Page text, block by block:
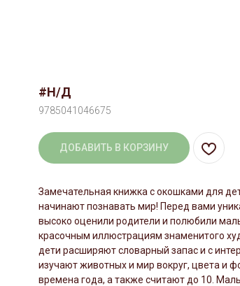
#Н/Д
9785041046675
ДОБАВИТЬ В КОРЗИНУ
Замечательная книжка с окошками для
начинают познавать мир! Перед вами
высоко оценили родители и полюбили
красочным иллюстрациям знаменитого
дети расширяют словарный запас и с
изучают животных и мир вокруг, цвета и
времена года, а также считают до 10.